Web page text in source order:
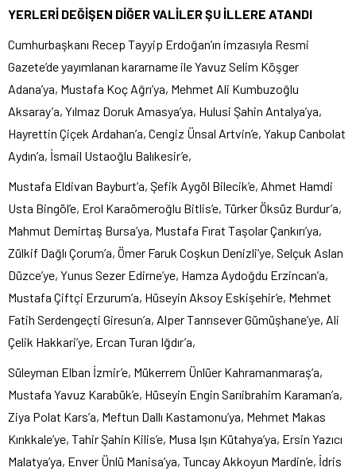
YERLERİ DEĞİŞEN DİĞER VALİLER ŞU İLLERE ATANDI
Cumhurbaşkanı Recep Tayyip Erdoğan’ın imzasıyla Resmi
Gazete’de yayımlanan kararname ile Yavuz Selim Köşger
Adana’ya, Mustafa Koç Ağrı’ya, Mehmet Ali Kumbuzoğlu
Aksaray’a, Yılmaz Doruk Amasya’ya, Hulusi Şahin Antalya’ya,
Hayrettin Çiçek Ardahan’a, Cengiz Ünsal Artvin’e, Yakup Canbolat
Aydın’a, İsmail Ustaoğlu Balıkesir’e,
Mustafa Eldivan Bayburt’a, Şefik Aygöl Bilecik’e, Ahmet Hamdi
Usta Bingöl’e, Erol Karaömeroğlu Bitlis’e, Türker Öksüz Burdur’a,
Mahmut Demirtaş Bursa’ya, Mustafa Fırat Taşolar Çankırı’ya,
Zülkif Dağlı Çorum’a, Ömer Faruk Coşkun Denizli’ye, Selçuk Aslan
Düzce’ye, Yunus Sezer Edirne’ye, Hamza Aydoğdu Erzincan’a,
Mustafa Çiftçi Erzurum’a, Hüseyin Aksoy Eskişehir’e, Mehmet
Fatih Serdengeçti Giresun’a, Alper Tanrısever Gümüşhane’ye, Ali
Çelik Hakkari’ye, Ercan Turan Iğdır’a,
Süleyman Elban İzmir’e, Mükerrem Ünlüer Kahramanmaraş’a,
Mustafa Yavuz Karabük’e, Hüseyin Engin Sarıibrahim Karaman’a,
Ziya Polat Kars’a, Meftun Dallı Kastamonu’ya, Mehmet Makas
Kırıkkale’ye, Tahir Şahin Kilis’e, Musa Işın Kütahya’ya, Ersin Yazıcı
Malatya’ya, Enver Ünlü Manisa’ya, Tuncay Akkoyun Mardin’e, İdris